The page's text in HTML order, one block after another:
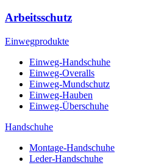
Arbeitsschutz
Einwegprodukte
Einweg-Handschuhe
Einweg-Overalls
Einweg-Mundschutz
Einweg-Hauben
Einweg-Überschuhe
Handschuhe
Montage-Handschuhe
Leder-Handschuhe